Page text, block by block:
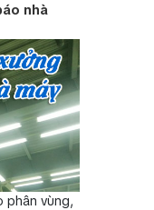
nhà
phân vùng,